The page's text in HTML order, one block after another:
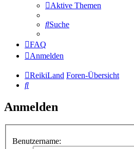
Aktive Themen
Suche
FAQ
Anmelden
ReikiLand Foren-Übersicht
Suche
Anmelden
Benutzername: